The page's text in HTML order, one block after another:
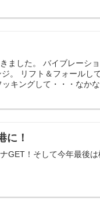
ました。 バイブレーシ
。 リフト＆フォールし
キングして・・・なかな
に！
GET！そして今年最後は